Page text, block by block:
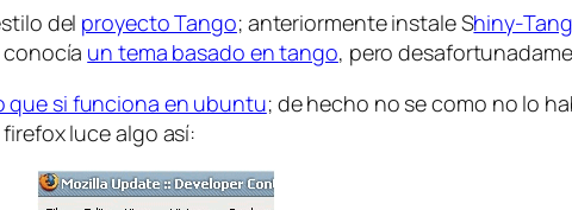
del proyecto Tango; anteriormente instale Shiny-
conocía un tema basado en tango, pero
que si funciona en ubuntu; de hecho no se como no lo
luce algo así: